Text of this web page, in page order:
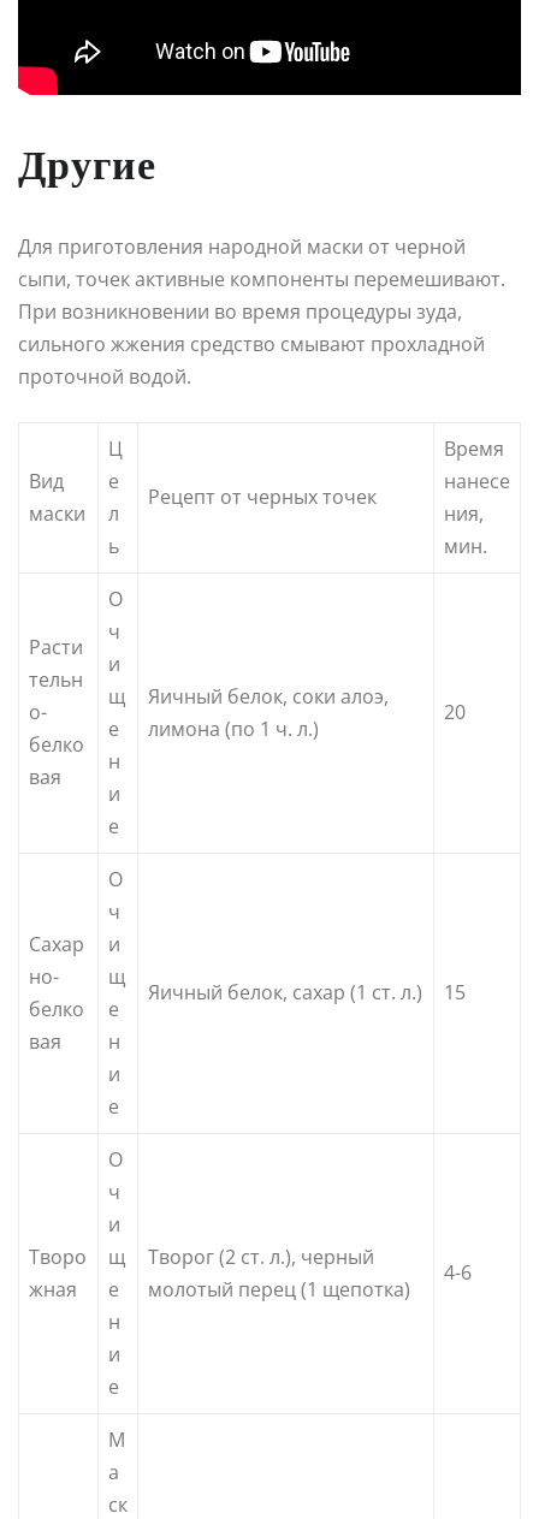
Другие
Для приготовления народной маски от черной
сыпи, точек активные компоненты перемешивают.
При возникновении во время процедуры зуда,
сильного жжения средство смывают прохладной
проточной водой.
Вид
маски
Ц
е
л
ь
Рецепт от черных точек
Время
нанесе
ния,
мин.
Расти
тельн
о-
белко
вая
О
ч
и
щ
е
н
и
е
Яичный белок, соки алоэ,
лимона (по 1 ч. л.)
20
Сахар
но-
белко
вая
О
ч
и
щ
е
н
и
е
Яичный белок, сахар (1 ст. л.) 15
Творо
жная
О
ч
и
щ
е
н
и
е
Творог (2 ст. л.), черный
молотый перец (1 щепотка)
4-6
М
а
ск